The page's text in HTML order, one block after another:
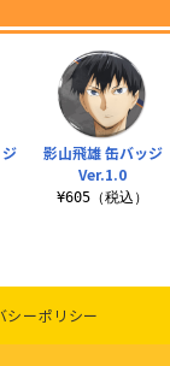
影山飛雄 缶バッジ
Ver.1.0
¥605（税込）
シーポリシー